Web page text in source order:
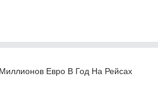
Евро В Год На Рейсах